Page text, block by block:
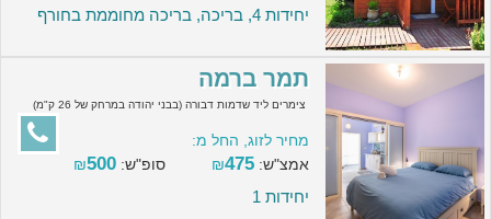
יחידות 4, בריכה, בריכה מחוממת בחורף
תמר ברמה
צימרים ליד שדמות דבורה (בבני יהודה במרחק של 26 ק"מ)
מחיר לזוג, החל מ:
אמצ"ש:
₪475 סופ"ש: ₪500
יחידות 1